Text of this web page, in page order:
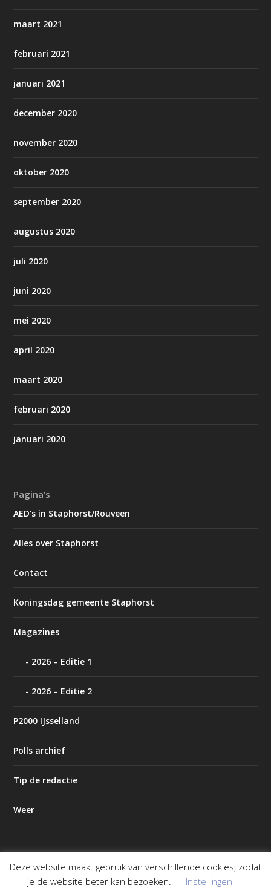
maart 2021
februari 2021
januari 2021
december 2020
november 2020
oktober 2020
september 2020
augustus 2020
juli 2020
juni 2020
mei 2020
april 2020
maart 2020
februari 2020
januari 2020
Pagina’s
AED’s in Staphorst/Rouveen
Alles over Staphorst
Contact
Koningsdag gemeente Staphorst
Magazines
2026 – Editie 1
2026 – Editie 2
P2000 IJsselland
Polls archief
Tip de redactie
Weer
Ontworpen doorElegant Themes | Mogelijk gemaakt door
Deze website maakt gebruik van verschillende cookies, zodat
je de website beter kan bezoeken.
Instellingen